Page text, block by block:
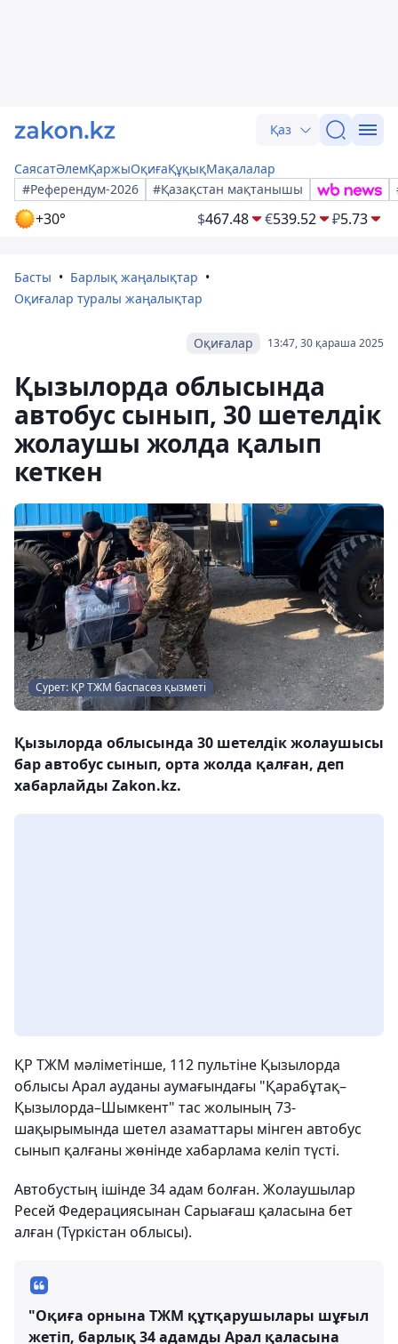
Қаз
СаясатӘлемҚаржыОқиғаҚұқықМақалалар
#Референдум-2026
#Қазақстан мақтанышы
+30° $467.48 €539.52 ₽5.73
Басты
Барлық жаңалықтар
Оқиғалар туралы жаңалықтар
13:47, 30 қараша 2025
Оқиғалар
Қызылорда облысында
автобус сынып, 30 шетелдік
жолаушы жолда қалып
кеткен
Сурет: ҚР ТЖМ баспасөз қызметі
Қызылорда облысында 30 шетелдік жолаушысы
бар автобус сынып, орта жолда қалған, деп
хабарлайды Zakon.kz.
ҚР ТЖМ мәліметінше, 112 пультіне Қызылорда
облысы Арал ауданы аумағындағы "Қарабұтақ–
Қызылорда–Шымкент" тас жолының 73-
шақырымында шетел азаматтары мінген автобус
сынып қалғаны жөнінде хабарлама келіп түсті.
Автобустың ішінде 34 адам болған. Жолаушылар
Ресей Федерациясынан Сарыағаш қаласына бет
алған (Түркістан облысы).
"Оқиға орнына ТЖМ құтқарушылары шұғыл
жетіп, барлық 34 адамды Арал қаласына